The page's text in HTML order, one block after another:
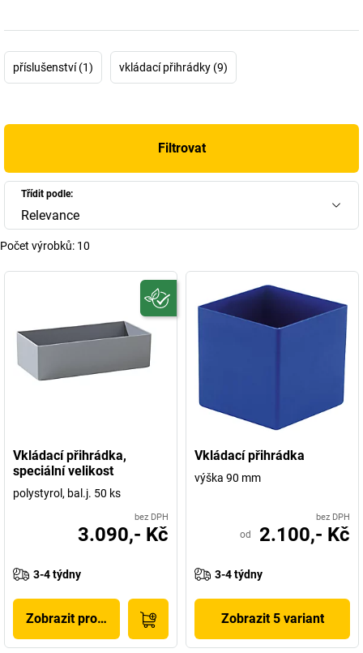
také zajišťuje větší bezpečnost a organizaci na pracovišti. Různé
přihrádek a vneste do svých procesů strukturu!
+Zobrazit více
příslušenství (1) vkládací přihrádky (9)
Filtrovat
Třídit podle:
Relevance
Počet výrobků: 10
Vkládací přihrádka,
speciální velikost
polystyrol, bal.j. 50 ks
bez DPH
3.090,- Kč
3-4 týdny
Zobrazit produkt
Vkládací přihrádka
výška 90 mm
bez DPH
od 2.100,- Kč
3-4 týdny
Zobrazit 5 variant